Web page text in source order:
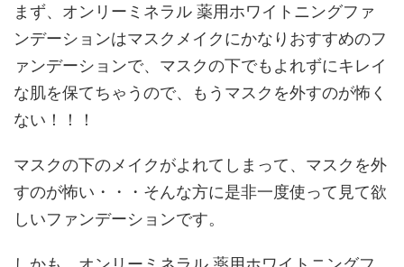
まず、オンリーミネラル 薬用ホワイトニングファ
ンデーションはマスクメイクにかなりおすすめのフ
ァンデーションで、マスクの下でもよれずにキレイ
な肌を保てちゃうので、もうマスクを外すのが怖く
ない！！！
マスクの下のメイクがよれてしまって、マスクを外
すのが怖い・・・そんな方に是非一度使って見て欲
しいファンデーションです。